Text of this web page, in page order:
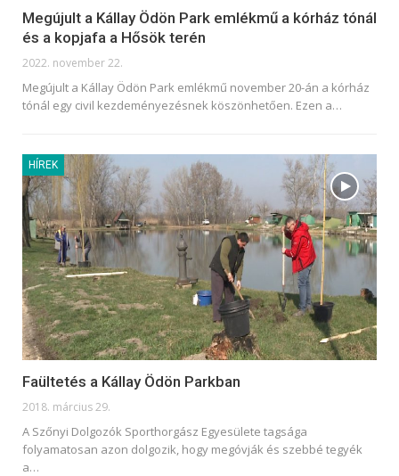
Megújult a Kállay Ödön Park emlékmű a kórház tónál
és a kopjafa a Hősök terén
2022. november 22.
Megújult a Kállay Ödön Park emlékmű november 20-án a kórház
tónál egy civil kezdeményezésnek köszönhetően. Ezen a…
HÍREK
Faültetés a Kállay Ödön Parkban
2018. március 29.
A Szőnyi Dolgozók Sporthorgász Egyesülete tagsága
folyamatosan azon dolgozik, hogy megóvják és szebbé tegyék
a…